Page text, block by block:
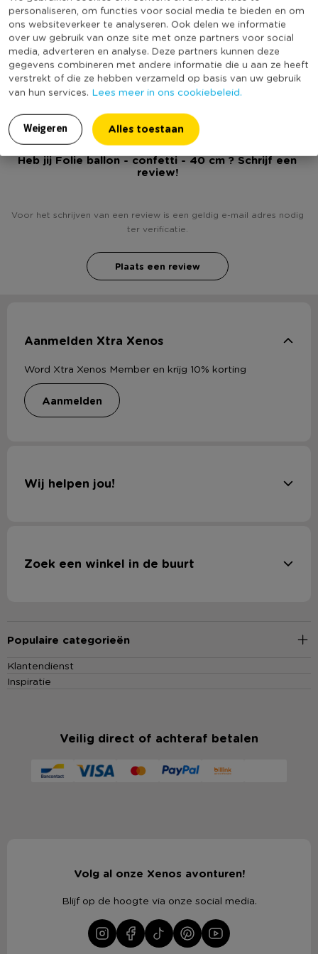
personaliseren, om functies voor social media te bieden en om
ons websiteverkeer te analyseren. Ook delen we informatie
over uw gebruik van onze site met onze partners voor social
media, adverteren en analyse. Deze partners kunnen deze
gegevens combineren met andere informatie die u aan ze heeft
verstrekt of die ze hebben verzameld op basis van uw gebruik
van hun services. Lees meer in ons cookiebeleid.
Weigeren Alles toestaan
* Aluminium ballon
* Geschikt voor helium
* Versierd met kleurrijke confetti
* Diameter: 40 cm
Diameter (cm)
40
Kleur
Multikleur
Productlengte (cm)
20
Duurzaamheidsscore
(Nog) geen score
bekend
Heb jij Folie ballon - confetti - 40 cm ? Schrijf een
review!
Voor het schrijven van een review is een geldig e-mail adres nodig
ter verificatie.
Plaats een review
Aanmelden Xtra Xenos
Word Xtra Xenos Member en krijg 10% korting
aanmelden
Wij helpen jou!
Zoek een winkel in de buurt
Populaire categorieën
Klantendienst
Inspiratie
Veilig direct of achteraf betalen
Volg al onze Xenos avonturen!
Blijf op de hoogte via onze social media.